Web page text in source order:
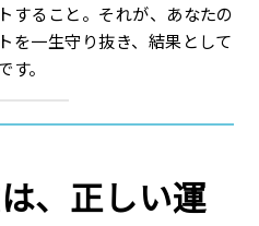
すること。それが、あなたの
を一生守り抜き、結果として
。
、正しい運